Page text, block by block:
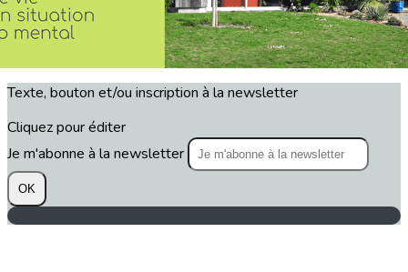
Images de la page d'accueil
Texte, bouton et/ou inscription à la newsletter
Cliquez pour éditer
Je m'abonne à la newsletter
OK